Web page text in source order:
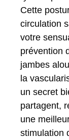
Cette
circulation
votre
prévention
jambes
la
un secret
partagent,
une
stimulation